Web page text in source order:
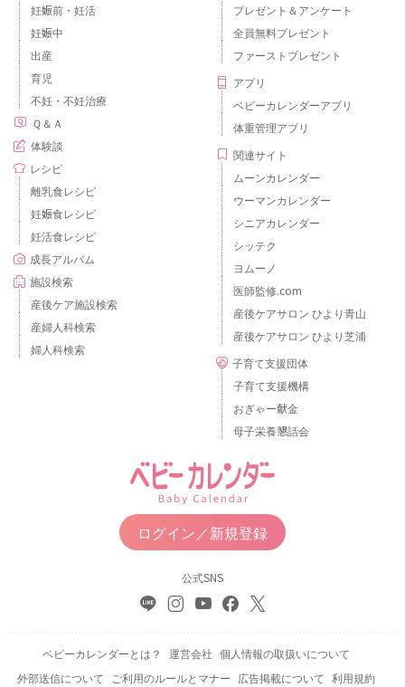
妊娠前・妊活
妊娠中
出産
育児
不妊・不妊治療
Ｑ＆Ａ
体験談
レシピ
離乳食レシピ
妊娠食レシピ
妊活食レシピ
成長アルバム
施設検索
産後ケア施設検索
産婦人科検索
婦人科検索
プレゼント＆アンケート
全員無料プレゼント
ファーストプレゼント
アプリ
ベビーカレンダーアプリ
体重管理アプリ
関連サイト
ムーンカレンダー
ウーマンカレンダー
シニアカレンダー
シッテク
ヨムーノ
医師監修.com
産後ケアサロン ひより青山
産後ケアサロン ひより芝浦
子育て支援団体
子育て支援機構
おぎゃー献金
母子栄養懇話会
ログイン／新規登録
公式SNS
ベビーカレンダーとは？ 運営会社 個人情報の取扱いについて
外部送信について
ご利用のルールとマナー 広告掲載について 利用規約